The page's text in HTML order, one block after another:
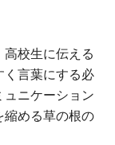
校生に伝える
く言葉にする必
ニケーション
縮める草の根の